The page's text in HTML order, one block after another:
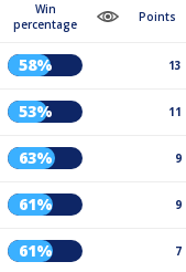
Win
percentage
Points
58% 13
53% 11
63% 9
61% 9
61% 7